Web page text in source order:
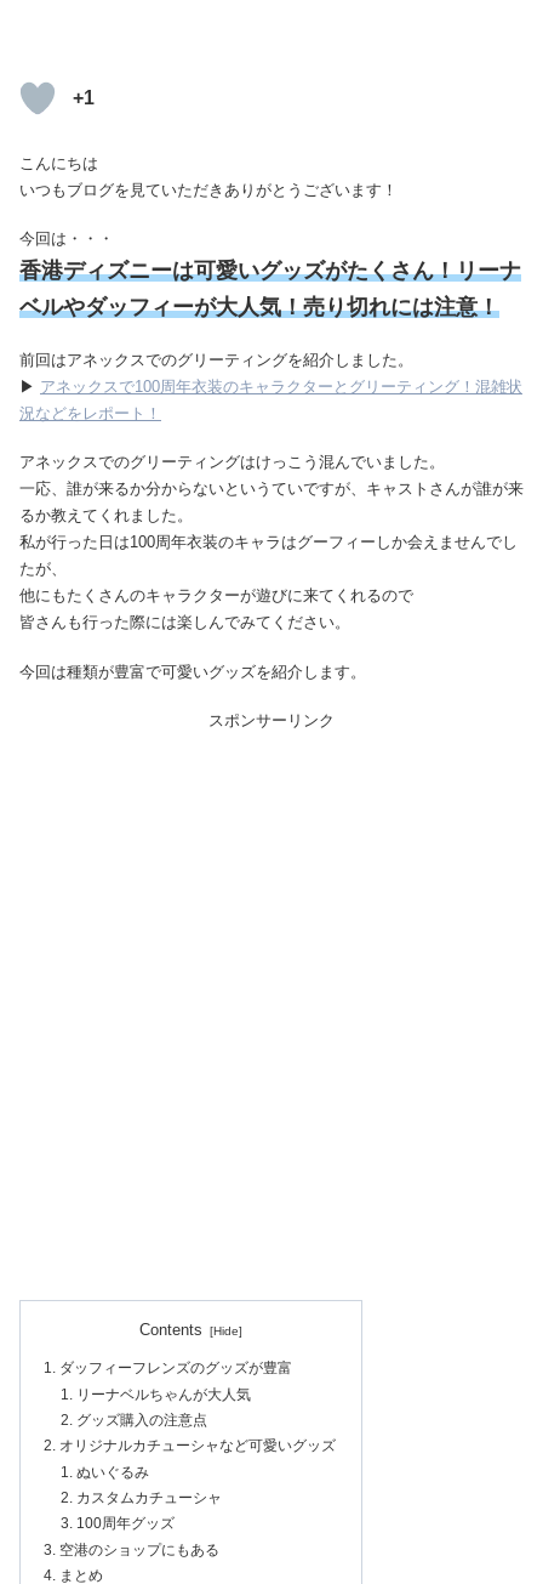
+1
こんにちは
いつもブログを見ていただきありがとうございます！
今回は・・・
香港ディズニーは可愛いグッズがたくさん！リーナ
ベルやダッフィーが大人気！売り切れには注意！
前回はアネックスでのグリーティングを紹介しました。
▶ アネックスで100周年衣装のキャラクターとグリーティング！混雑状
況などをレポート！
アネックスでのグリーティングはけっこう混んでいました。
一応、誰が来るか分からないというていですが、キャストさんが誰が来
るか教えてくれました。
私が行った日は100周年衣装のキャラはグーフィーしか会えませんでし
たが、
他にもたくさんのキャラクターが遊びに来てくれるので
皆さんも行った際には楽しんでみてください。
今回は種類が豊富で可愛いグッズを紹介します。
スポンサーリンク
Contents
ダッフィーフレンズのグッズが豊富
リーナベルちゃんが大人気
グッズ購入の注意点
オリジナルカチューシャなど可愛いグッズ
ぬいぐるみ
カスタムカチューシャ
100周年グッズ
空港のショップにもある
まとめ